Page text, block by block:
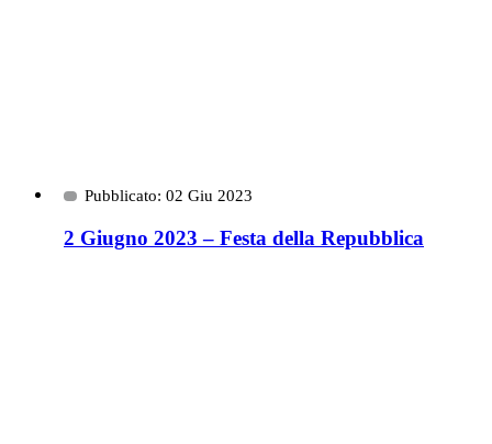
Pubblicato: 02 Giu 2023
2 Giugno 2023 – Festa della Repubblica